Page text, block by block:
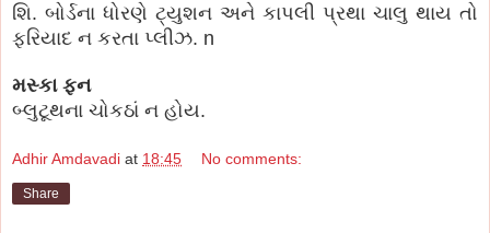
શિ. બોર્ડના ધોરણે ટ્યુશન અને કાપલી પ્રથા ચાલુ થાય તો
ફરિયાદ ન કરતા પ્લીઝ. n
મસ્કા ફન
બ્લુટૂથના ચોકઠાં ન હોય.
Adhir Amdavadi at 18:45 No comments:
Share